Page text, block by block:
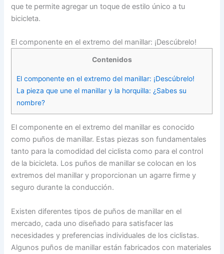
que te permite agregar un toque de estilo único a tu
bicicleta.
El componente en el extremo del manillar: ¡Descúbrelo!
Contenidos
El componente en el extremo del manillar: ¡Descúbrelo!
La pieza que une el manillar y la horquilla: ¿Sabes su
nombre?
El componente en el extremo del manillar es conocido
como puños de manillar. Estas piezas son fundamentales
tanto para la comodidad del ciclista como para el control
de la bicicleta. Los puños de manillar se colocan en los
extremos del manillar y proporcionan un agarre firme y
seguro durante la conducción.
Existen diferentes tipos de puños de manillar en el
mercado, cada uno diseñado para satisfacer las
necesidades y preferencias individuales de los ciclistas.
Algunos puños de manillar están fabricados con materiales